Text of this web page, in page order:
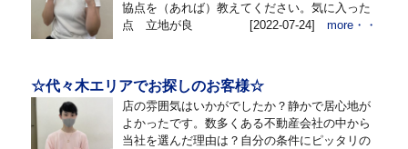
協点を（あれば）教えてください。気に入った
点 立地が良
[2022-07-24] more・・
☆代々木エリアでお探しのお客様☆
店の雰囲気はいかがでしたか？静かで居心地が
よかったです。数多くある不動産会社の中から
当社を選んだ理由は？自分の条件にピッタリの